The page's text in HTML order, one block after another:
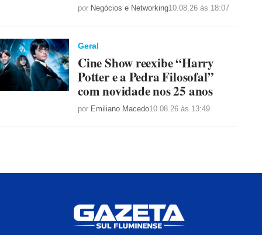
por Negócios e Networking10.08.26 às 18:07
Geral
Cine Show reexibe “Harry
Potter e a Pedra Filosofal”
com novidade nos 25 anos
por Emiliano Macedo10.08.26 às 13:49